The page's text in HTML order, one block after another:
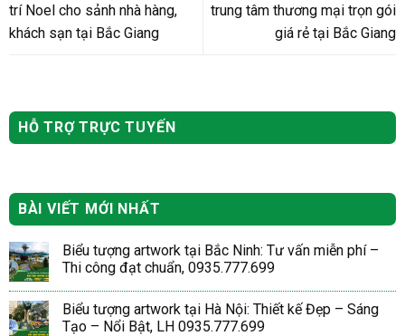
trí Noel cho sảnh nhà hàng,
khách sạn tại Bắc Giang
trung tâm thương mại trọn gói
giá rẻ tại Bắc Giang
HỖ TRỢ TRỰC TUYẾN
BÀI VIẾT MỚI NHẤT
Biểu tượng artwork tại Bắc Ninh: Tư vấn miễn phí –
Thi công đạt chuẩn, 0935.777.699
Biểu tượng artwork tại Hà Nội: Thiết kế Đẹp – Sáng
Tạo – Nổi Bật, LH 0935.777.699